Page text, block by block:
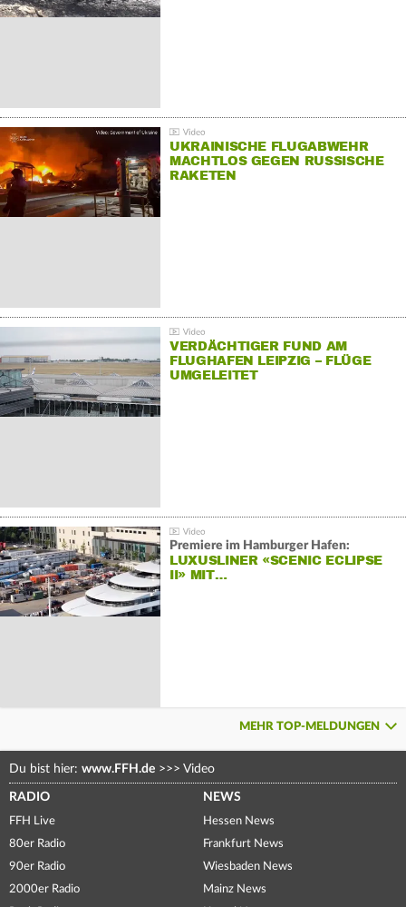
UKRAINISCHE FLUGABWEHR
MACHTLOS GEGEN RUSSISCHE
RAKETEN
VERDÄCHTIGER FUND AM
FLUGHAFEN LEIPZIG – FLÜGE
UMGELEITET
Premiere im Hamburger Hafen:
LUXUSLINER «SCENIC ECLIPSE
II» MIT…
MEHR TOP-MELDUNGEN
Du bist hier: www.FFH.de >>> Video
RADIO
FFH Live
80er Radio
90er Radio
2000er Radio
NEWS
Hessen News
Frankfurt News
Wiesbaden News
Mainz News